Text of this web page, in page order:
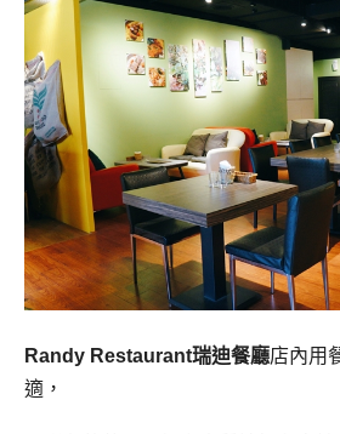
Randy Restaurant瑞迪餐廳店內用
適，